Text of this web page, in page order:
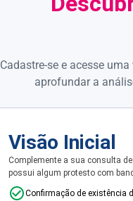
Cadastre-se e acesse
aprofundar a
Visão Inicial
Complemente a sua consulta
possui algum protesto com
Confirmação de existência